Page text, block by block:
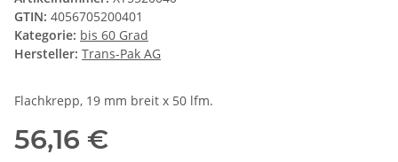
GTIN: 4056705200401
Kategorie: bis 60 Grad
Hersteller: Trans-Pak AG
Flachkrepp, 19 mm breit x 50 lfm.
56,16 €